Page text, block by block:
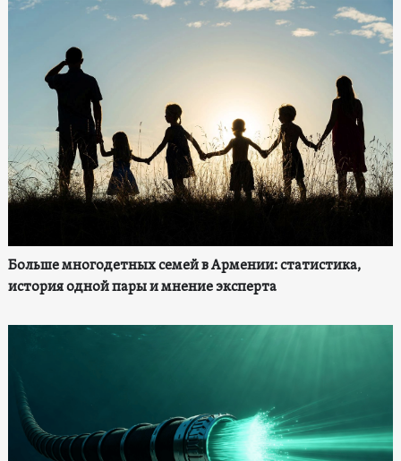
Больше многодетных семей в Армении: статистика,
история одной пары и мнение эксперта